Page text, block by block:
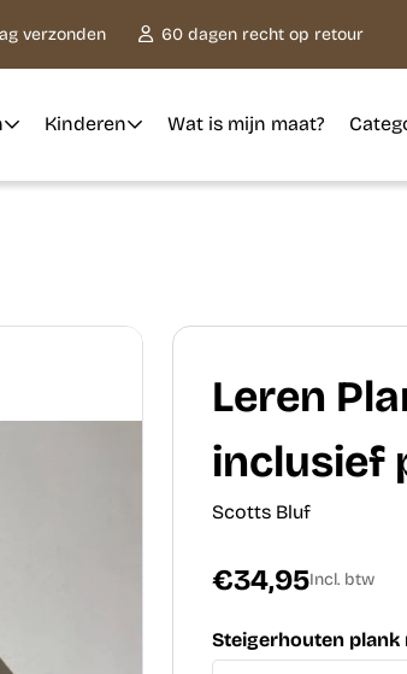
verzonden 60 dagen recht op retour
Kinderen Wat is mijn maat?
Leren
inclusief
Scotts Bluf
€34,95Incl. btw
Steigerhouten plank